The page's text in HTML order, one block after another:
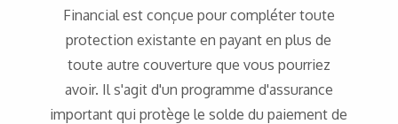
Financial est conçue pour compléter toute
protection existante en payant en plus de
toute autre couverture que vous pourriez
avoir. Il s'agit d'un programme d'assurance
important qui protège le solde du paiement de